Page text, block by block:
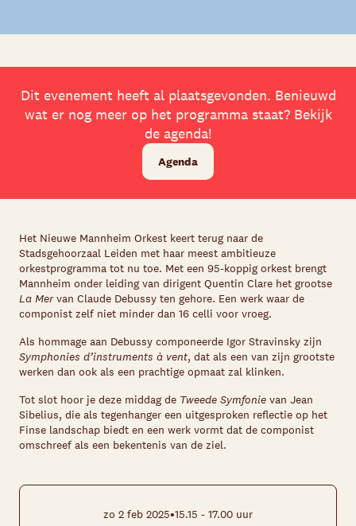
Dit evenement heeft al plaatsgevonden. Benieuwd
wat er nog meer op het programma staat? Bekijk
de agenda!
Agenda
Het Nieuwe Mannheim Orkest keert terug naar de
Stadsgehoorzaal Leiden met haar meest ambitieuze
orkestprogramma tot nu toe. Met een 95-koppig orkest brengt
Mannheim onder leiding van dirigent Quentin Clare het grootse
La Mervan Claude Debussy ten gehore. Een werk waar de
componist zelf niet minder dan 16 celli voor vroeg.
Als hommage aan Debussy componeerde Igor Stravinsky zijn
Symphonies d’instruments à vent, dat als een van zijn grootste
werken dan ook als een prachtige opmaat zal klinken.
Tot slot hoor je deze middag de Tweede Symfonie van Jean
Sibelius, die als tegenhanger een uitgesproken reflectie op het
Finse landschap biedt en een werk vormt dat de componist
omschreef als een bekentenis van de ziel.
zo 2 feb 2025•15.15 - 17.00 uur